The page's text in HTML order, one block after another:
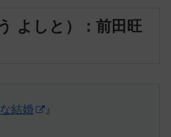
よしと）：前田旺
結婚
』